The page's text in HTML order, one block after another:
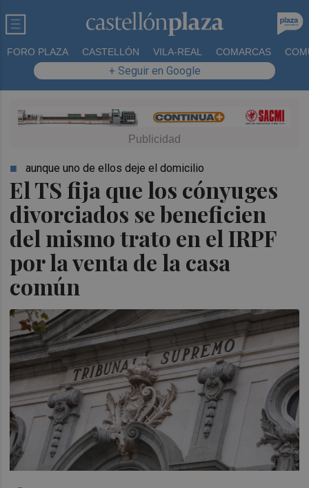
FORO PLAZA CASTELLÓN VILA-REAL COMARCAS
+ Seguir en Google
El TS fija que los cónyuges
divorciados se beneficien
del mismo trato en el IRPF
por la venta de la casa
común
aunque uno de ellos deje el domicilio